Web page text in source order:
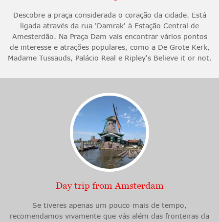
Descobre a praça considerada o coração da cidade. Está
ligada através da rua 'Damrak' à Estação Central de
Amesterdão. Na Praça Dam vais encontrar vários pontos
de interesse e atrações populares, como a De Grote Kerk,
Madame Tussauds, Palácio Real e Ripley's Believe it or not.
Day trip from Amsterdam
Se tiveres apenas um pouco mais de tempo,
recomendamos vivamente que vás além das fronteiras da